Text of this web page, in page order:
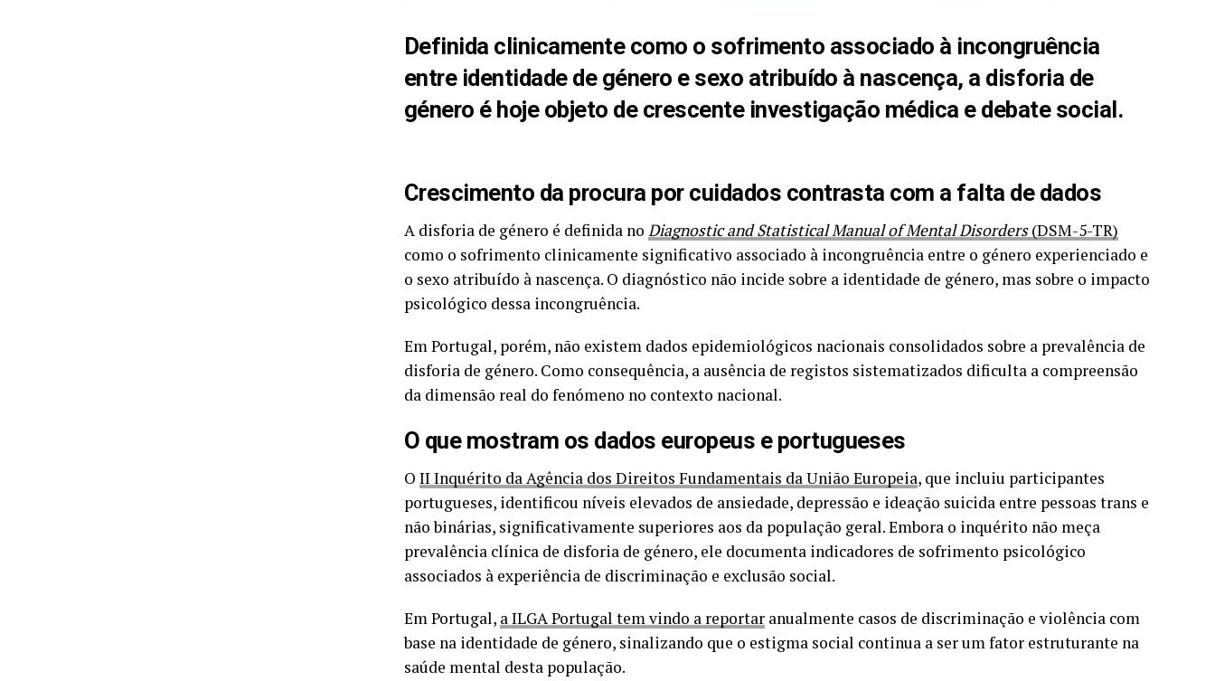
Definida clinicamente como o sofrimento associado à incongruência
entre identidade de género e sexo atribuído à nascença, a disforia de
género é hoje objeto de crescente investigação médica e debate social.
Crescimento da procura por cuidados contrasta com a falta de dados
A disforia de género é definida no Diagnostic and Statistical Manual of Mental Disorders(DSM-5-TR)
como o sofrimento clinicamente significativo associado à incongruência entre o género experienciado e
o sexo atribuído à nascença. O diagnóstico não incide sobre a identidade de género, mas sobre o impacto
psicológico dessa incongruência.
Em Portugal, porém, não existem dados epidemiológicos nacionais consolidados sobre a prevalência de
disforia de género. Como consequência, a ausência de registos sistematizados dificulta a compreensão
da dimensão real do fenómeno no contexto nacional.
O que mostram os dados europeus e portugueses
O II Inquérito da Agência dos Direitos Fundamentais da União Europeia, que incluiu participantes
portugueses, identificou níveis elevados de ansiedade, depressão e ideação suicida entre pessoas trans e
não binárias, significativamente superiores aos da população geral. Embora o inquérito não meça
prevalência clínica de disforia de género, ele documenta indicadores de sofrimento psicológico
associados à experiência de discriminação e exclusão social.
Em Portugal, a ILGA Portugal tem vindo a reportar anualmente casos de discriminação e violência com
base na identidade de género, sinalizando que o estigma social continua a ser um fator estruturante na
saúde mental desta população.